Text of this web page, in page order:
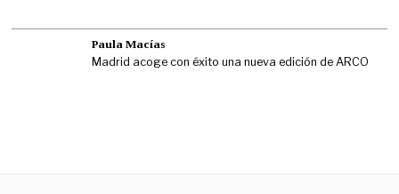
Paula Macías
Madrid acoge con éxito una nueva edición de ARCO